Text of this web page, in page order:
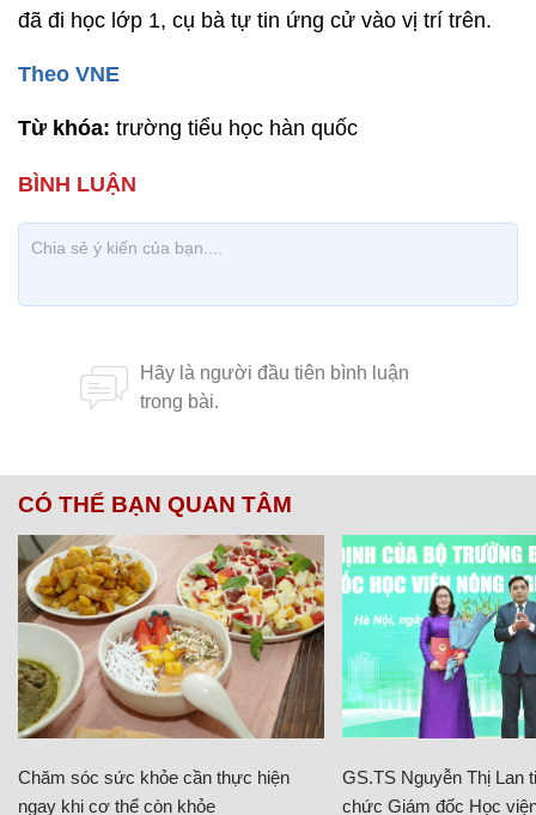
đã đi học lớp 1, cụ bà tự tin ứng cử vào vị trí trên.
Theo VNE
Từ khóa: trường tiểu học hàn quốc
CÓ THỂ BẠN QUAN TÂM
Chăm sóc sức khỏe cần thực hiện
ngay khi cơ thể còn khỏe
GS.TS Nguyễn Thị Lan
chức Giám đốc Học